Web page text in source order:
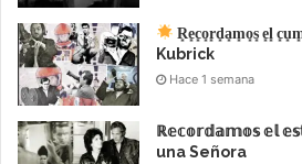
Sábado 8/4 y Domingo 9/4 a las
Jueves 13/4 y Domingo 16/4 a las
DATOS DEL ESTRENO
Entrecerros,de Leonardo
R͙e͙c͙o͙r͙d͙a͙m͙o͙s͙ e͙l͙
Kubrick
Hace 1 semana
ℝ𝕖𝕔𝕠𝕣𝕕𝕒𝕞𝕠𝕤 𝕖𝕝
una Señora